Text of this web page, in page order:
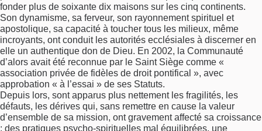
fonder plus de soixante dix maisons sur les cinq continents.
Son dynamisme, sa ferveur, son rayonnement spirituel et
apostolique, sa capacité à toucher tous les milieux, même
incroyants, ont conduit les autorités ecclésiales à discerner en
elle un authentique don de Dieu. En 2002, la Communauté
d’alors avait été reconnue par le Saint Siège comme «
association privée de fidèles de droit pontifical », avec
approbation « à l’essai » de ses Statuts.
Depuis lors, sont apparus plus nettement les fragilités, les
défauts, les dérives qui, sans remettre en cause la valeur
d’ensemble de sa mission, ont gravement affecté sa croissance
: des pratiques psycho-spirituelles mal équilibrées, une